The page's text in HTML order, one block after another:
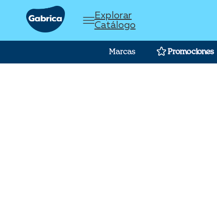
Marcas Promociones